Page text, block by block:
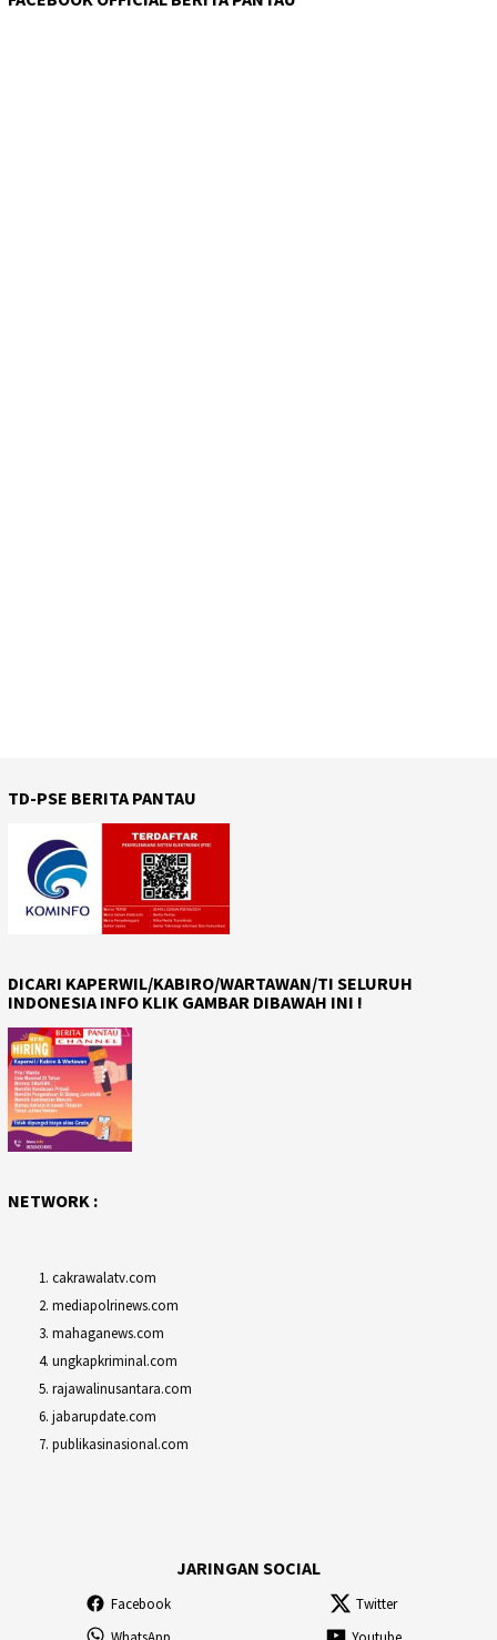
TD-PSE BERITA PANTAU
DICARI KAPERWIL/KABIRO/WARTAWAN/TI SELURUH
INDONESIA INFO KLIK GAMBAR DIBAWAH INI !
NETWORK :
cakrawalatv.com
mediapolrinews.com
mahaganews.com
ungkapkriminal.com
rajawalinusantara.com
jabarupdate.com
publikasinasional.com
JARINGAN SOCIAL
Facebook
Twitter